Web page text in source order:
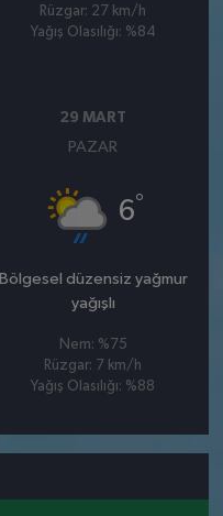
Rüzgar: 27 km/h
Yağış Olasılığı: %84
29 MART
PAZAR
6°
Bölgesel düzensiz yağmur
yağışlı
Nem: %75
Rüzgar: 7 km/h
Yağış Olasılığı: %88